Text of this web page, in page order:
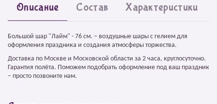
Описание Состав Характеристики
Большой шар "Лайм" - 76 см. – воздушные шары с гелием для
оформления праздника и создания атмосферы торжества.
Доставка по Москве и Московской области за 2 часа, круглосуточно.
Гарантия полёта. Поможем подобрать оформление под ваш праздник
– просто позвоните нам.